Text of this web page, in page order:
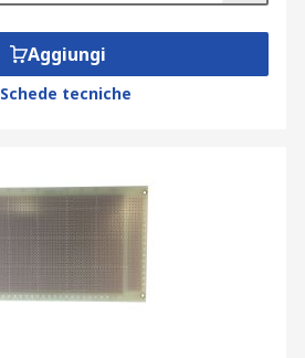
Aggiungi
Schede tecniche